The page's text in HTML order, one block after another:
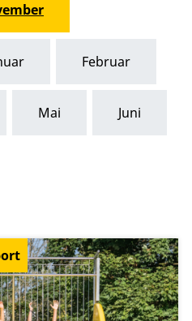
Februar
Mai Juni